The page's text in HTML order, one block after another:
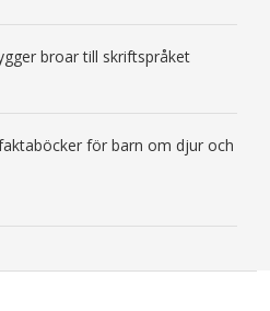
broar till skriftspråket
för barn om djur och